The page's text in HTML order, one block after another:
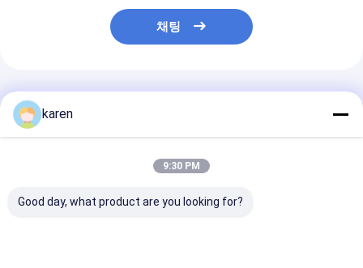
채팅
추천된 제품
karen
9:30 PM
Good day, what product are you looking for?